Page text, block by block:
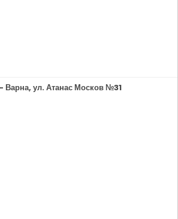
Варна, ул. Атанас Москов №31